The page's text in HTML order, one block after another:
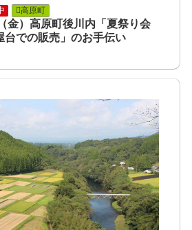
高原町
金）高原町後川内「夏祭り会
台での販売」のお手伝い